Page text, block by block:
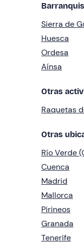
Sierra de
Huesca
Ordesa
Aínsa
Otras
Raquetas
Otras
Río Verde
Cuenca
Madrid
Mallorca
Pirineos
Granada
Tenerife